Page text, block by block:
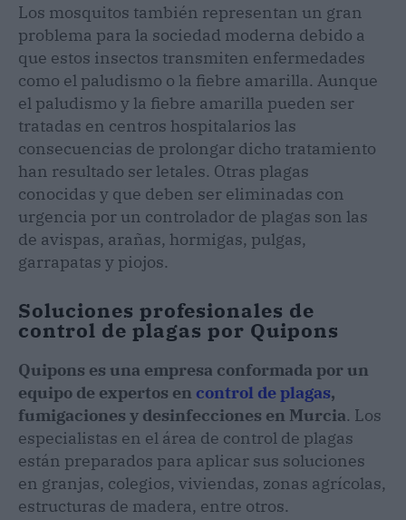
Los mosquitos también representan un gran
problema para la sociedad moderna debido a
que estos insectos transmiten enfermedades
como el paludismo o la fiebre amarilla. Aunque
el paludismo y la fiebre amarilla pueden ser
tratadas en centros hospitalarios las
consecuencias de prolongar dicho tratamiento
han resultado ser letales. Otras plagas
conocidas y que deben ser eliminadas con
urgencia por un controlador de plagas son las
de avispas, arañas, hormigas, pulgas,
garrapatas y piojos.
Soluciones profesionales de
control de plagas por Quipons
Quipons es una empresa conformada por un
equipo de expertos en control de plagas,
fumigaciones y desinfecciones en Murcia. Los
especialistas en el área de control de plagas
están preparados para aplicar sus soluciones
en granjas, colegios, viviendas, zonas agrícolas,
estructuras de madera, entre otros.